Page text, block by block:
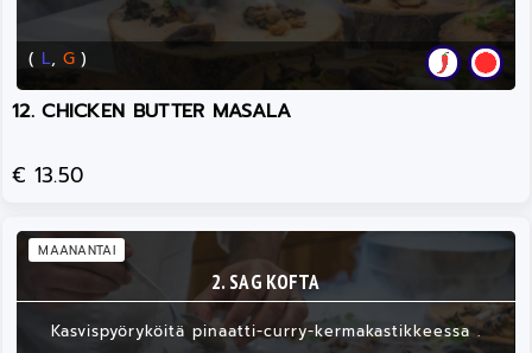
( L, G )
12. CHICKEN BUTTER MASALA
€ 13.50
2. SAG KOFTA
Kasvispyöryköitä pinaatti-curry-kermakastikkeessa .
MAANANTAI